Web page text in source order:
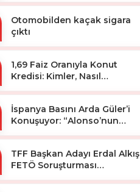
Otomobilden kaçak sigara
çıktı
1,69 Faiz Oranıyla Konut
Kredisi: Kimler, Nasıl
İspanya Basını Arda Güler’i
Konuşuyor: “Alonso’nun
TFF Başkan Adayı Erdal Alkış
FETÖ Soruşturması